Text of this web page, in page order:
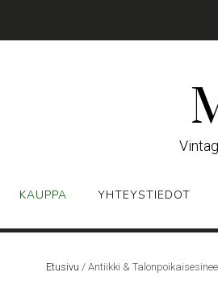
KAUPPA YHTEYSTIEDOT
Etusivu / Antiikki &